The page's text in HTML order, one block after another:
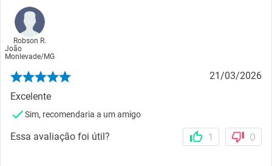
Robson R.
João
Monlevade/MG
21/03/2026
Excelente
Sim, recomendaria a um amigo
Essa avaliação foi útil? 1 0